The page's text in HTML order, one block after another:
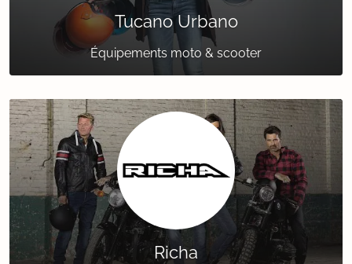
Tucano Urbano
Équipements moto & scooter
Richa